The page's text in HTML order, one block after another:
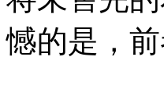
憾的是，